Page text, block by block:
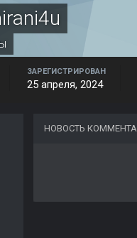
ЗАРЕГИСТРИРОВАН
25 апреля, 2024
НОВОСТЬ